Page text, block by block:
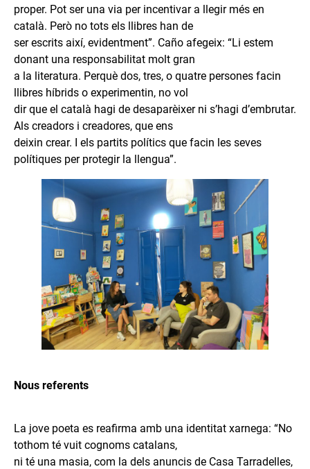
proper. Pot ser una via per incentivar a llegir més en
català. Però no tots els llibres han de
ser escrits així, evidentment”. Caño afegeix: “Li estem
donant una responsabilitat molt gran
a la literatura. Perquè dos, tres, o quatre persones facin
llibres híbrids o experimentin, no vol
dir que el català hagi de desaparèixer ni s’hagi d’embrutar.
Als creadors i creadores, que ens
deixin crear. I els partits polítics que facin les seves
polítiques per protegir la llengua”.
Nous referents
La jove poeta es reafirma amb una identitat xarnega: “No
tothom té vuit cognoms catalans,
ni té una masia, com la dels anuncis de Casa Tarradelles,